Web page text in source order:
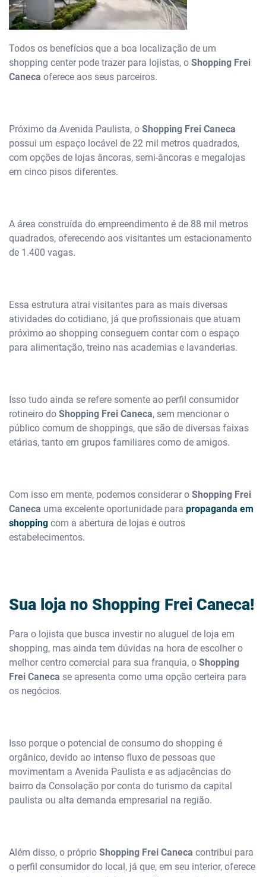
Todos os benefícios que a boa localização de um
shopping center pode trazer para lojistas, o Shopping Frei
Caneca oferece aos seus parceiros.
Próximo da Avenida Paulista, o Shopping Frei Caneca
possui um espaço locável de 22 mil metros quadrados,
com opções de lojas âncoras, semi-âncoras e megalojas
em cinco pisos diferentes.
A área construída do empreendimento é de 88 mil metros
quadrados, oferecendo aos visitantes um estacionamento
de 1.400 vagas.
Essa estrutura atrai visitantes para as mais diversas
atividades do cotidiano, já que profissionais que atuam
próximo ao shopping conseguem contar com o espaço
para alimentação, treino nas academias e lavanderias.
Isso tudo ainda se refere somente ao perfil consumidor
rotineiro do Shopping Frei Caneca, sem mencionar o
público comum de shoppings, que são de diversas faixas
etárias, tanto em grupos familiares como de amigos.
Com isso em mente, podemos considerar o Shopping Frei
Caneca uma excelente oportunidade para propaganda em
shopping com a abertura de lojas e outros
estabelecimentos.
Sua loja no Shopping Frei Caneca!
Para o lojista que busca investir no aluguel de loja em
shopping, mas ainda tem dúvidas na hora de escolher o
melhor centro comercial para sua franquia, o Shopping
Frei Caneca se apresenta como uma opção certeira para
os negócios.
Isso porque o potencial de consumo do shopping é
orgânico, devido ao intenso fluxo de pessoas que
movimentam a Avenida Paulista e as adjacências do
bairro da Consolação por conta do turismo da capital
paulista ou alta demanda empresarial na região.
Além disso, o próprio Shopping Frei Caneca contribui para
o perfil consumidor do local, já que, em seu interior, oferece